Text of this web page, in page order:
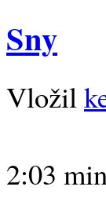
Sny
Vložil
2:03